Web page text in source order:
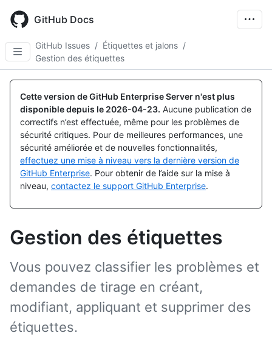
main
content
GitHub Docs
GitHub Issues / Étiquettes et jalons /
Gestion des étiquettes
Cette version de GitHub Enterprise Server n'est plus
disponible depuis le 2026-04-23. Aucune publication de
correctifs n’est effectuée, même pour les problèmes de
sécurité critiques. Pour de meilleures performances, une
sécurité améliorée et de nouvelles fonctionnalités,
effectuez une mise à niveau vers la dernière version de
GitHub Enterprise. Pour obtenir de l’aide sur la mise à
niveau, contactez le support GitHub Enterprise.
Gestion des étiquettes
Vous pouvez classifier les problèmes et
demandes de tirage en créant,
modifiant, appliquant et supprimer des
étiquettes.